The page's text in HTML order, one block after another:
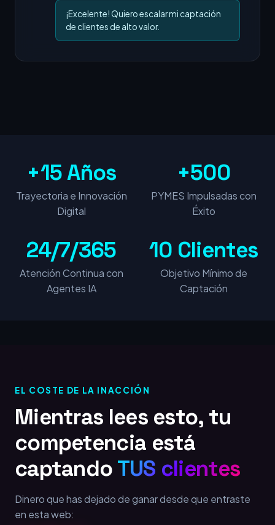
¡Excelente! Quiero escalar mi captación
de clientes de alto valor.
+15 Años
Trayectoria e Innovación
Digital
+500
PYMES Impulsadas con
Éxito
24/7/365
Atención Continua con
Agentes IA
10 Clientes
Objetivo Mínimo de
Captación
EL COSTE DE LA INACCIÓN
Mientras lees esto, tu
competencia está
captando TUS clientes
Dinero que has dejado de ganar desde que entraste
en esta web: